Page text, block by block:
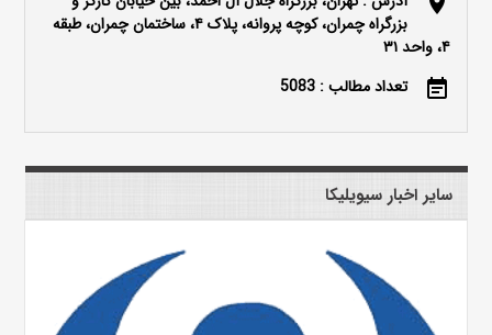
بزرگراه چمران، کوچه پروانه، پلاک ۴، ساختمان چمران، طبقه
۴، واحد ۳۱
event_note تعداد مطالب : 5083
سایر اخبار سیویلیکا